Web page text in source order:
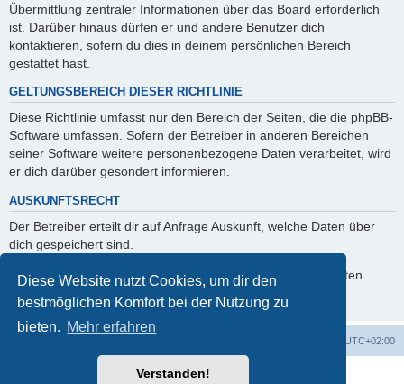
Diese Website nutzt Cookies, um dir den
bestmöglichen Komfort bei der Nutzung zu
bieten. Mehr erfahren
Verstanden!
Übermittlung zentraler Informationen über das Board erforderlich
ist. Darüber hinaus dürfen er und andere Benutzer dich
kontaktieren, sofern du dies in deinem persönlichen Bereich
gestattet hast.
GELTUNGSBEREICH DIESER RICHTLINIE
Diese Richtlinie umfasst nur den Bereich der Seiten, die die phpBB-
Software umfassen. Sofern der Betreiber in anderen Bereichen
seiner Software weitere personenbezogene Daten verarbeitet, wird
er dich darüber gesondert informieren.
AUSKUNFTSRECHT
Der Betreiber erteilt dir auf Anfrage Auskunft, welche Daten über
dich gespeichert sind.
Du kannst jederzeit die Löschung bzw. Sperrung deiner Daten
verlangen. Kontaktiere hierzu bitte den Betreiber.
UTC+02:00
Powered byphpBB® Forum Software © phpBB Limited